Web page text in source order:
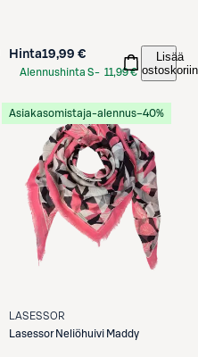
Hinta19,99 €
Alennushinta S- 11,99 €
Lisää
ostoskoriin
Asiakasomistaja-alennus−40%
LASESSOR
Lasessor Neliöhuivi Maddy